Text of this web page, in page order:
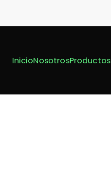
InicioNosotrosProductos